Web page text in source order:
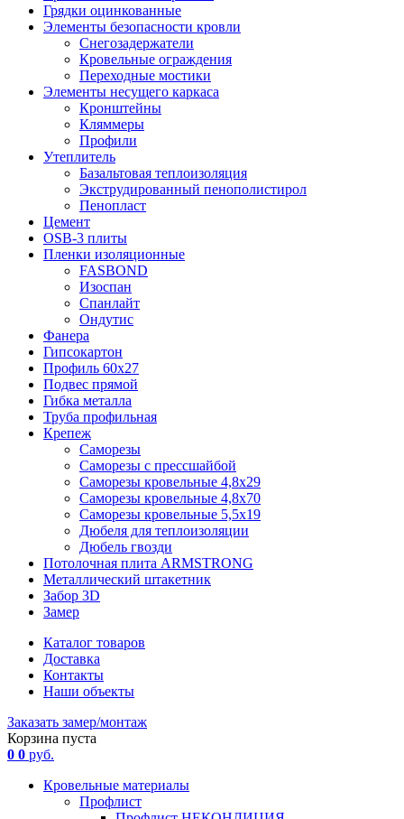
Грядки оцинкованные
Элементы безопасности кровли
Снегозадержатели
Кровельные ограждения
Переходные мостики
Элементы несущего каркаса
Кронштейны
Кляммеры
Профили
Утеплитель
Базальтовая теплоизоляция
Экструдированный пенополистирол
Пенопласт
Цемент
OSB-3 плиты
Пленки изоляционные
FASBOND
Изоспан
Спанлайт
Ондутис
Фанера
Гипсокартон
Профиль 60х27
Подвес прямой
Гибка металла
Труба профильная
Крепеж
Саморезы
Саморезы с прессшайбой
Саморезы кровельные 4,8х29
Саморезы кровельные 4,8х70
Саморезы кровельные 5,5х19
Дюбеля для теплоизоляции
Дюбель гвозди
Потолочная плита ARMSTRONG
Металлический штакетник
Забор 3D
Замер
Каталог товаров
Доставка
Контакты
Наши объекты
Заказать замер/монтаж
Корзина пуста
0 0 руб.
Кровельные материалы
Профлист